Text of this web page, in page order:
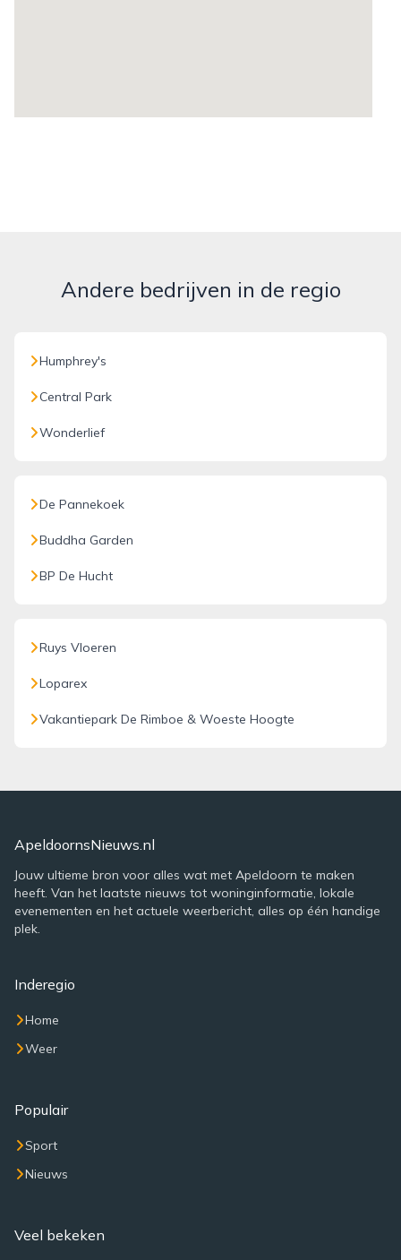
Andere bedrijven in de regio
Humphrey's
Central Park
Wonderlief
De Pannekoek
Buddha Garden
BP De Hucht
Ruys Vloeren
Loparex
Vakantiepark De Rimboe & Woeste Hoogte
ApeldoornsNieuws.nl
Jouw ultieme bron voor alles wat met Apeldoorn te maken
heeft. Van het laatste nieuws tot woninginformatie, lokale
evenementen en het actuele weerbericht, alles op één handige
plek.
Inderegio
Home
Weer
Populair
Sport
Nieuws
Veel bekeken